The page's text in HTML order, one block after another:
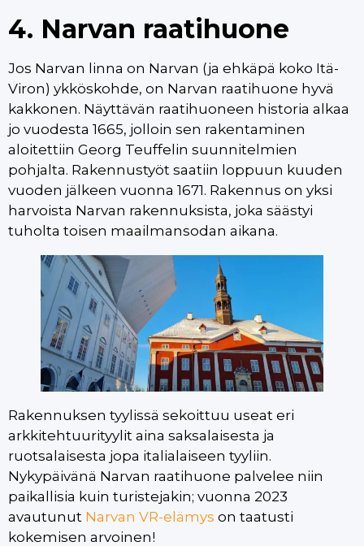
4. Narvan raatihuone
Jos Narvan linna on Narvan (ja ehkäpä koko Itä-
Viron) ykköskohde, on Narvan raatihuone hyvä
kakkonen. Näyttävän raatihuoneen historia alkaa
jo vuodesta 1665, jolloin sen rakentaminen
aloitettiin Georg Teuffelin suunnitelmien
pohjalta. Rakennustyöt saatiin loppuun kuuden
vuoden jälkeen vuonna 1671. Rakennus on yksi
harvoista Narvan rakennuksista, joka säästyi
tuholta toisen maailmansodan aikana.
Rakennuksen tyylissä sekoittuu useat eri
arkkitehtuurityylit aina saksalaisesta ja
ruotsalaisesta jopa italialaiseen tyyliin.
Nykypäivänä Narvan raatihuone palvelee niin
paikallisia kuin turistejakin; vuonna 2023
avautunut Narvan VR-elämys on taatusti
kokemisen arvoinen!